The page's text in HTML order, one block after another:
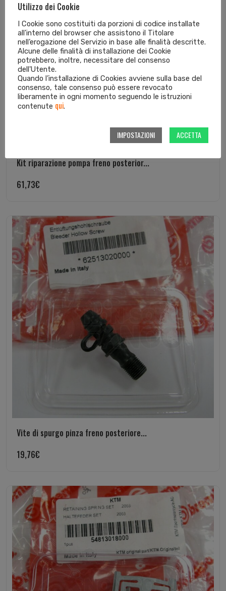
Kit riparazione pompa freno posterior...
61,73€
Vite di spurgo pinza freno posteriore...
19,76€
Utilizzo dei Cookie
I Cookie sono costituiti da porzioni di codice installate
all'interno del browser che assistono il Titolare
nell’erogazione del Servizio in base alle finalità descritte.
Alcune delle finalità di installazione dei Cookie
potrebbero, inoltre, necessitare del consenso
dell'Utente.
Quando l’installazione di Cookies avviene sulla base del
consenso, tale consenso può essere revocato
liberamente in ogni momento seguendo le istruzioni
contenute qui.
IMPOSTAZIONI ACCETTA